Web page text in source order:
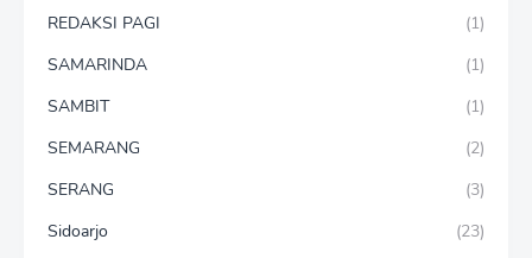
REDAKSI PAGI
(1)
SAMARINDA
(1)
SAMBIT
(1)
SEMARANG
(2)
SERANG
(3)
Sidoarjo
(23)